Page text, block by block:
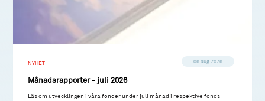
NYHET 06 aug 2026
Månadsrapporter - juli 2026
Läs om utvecklingen i våra fonder under juli månad i respektive fonds